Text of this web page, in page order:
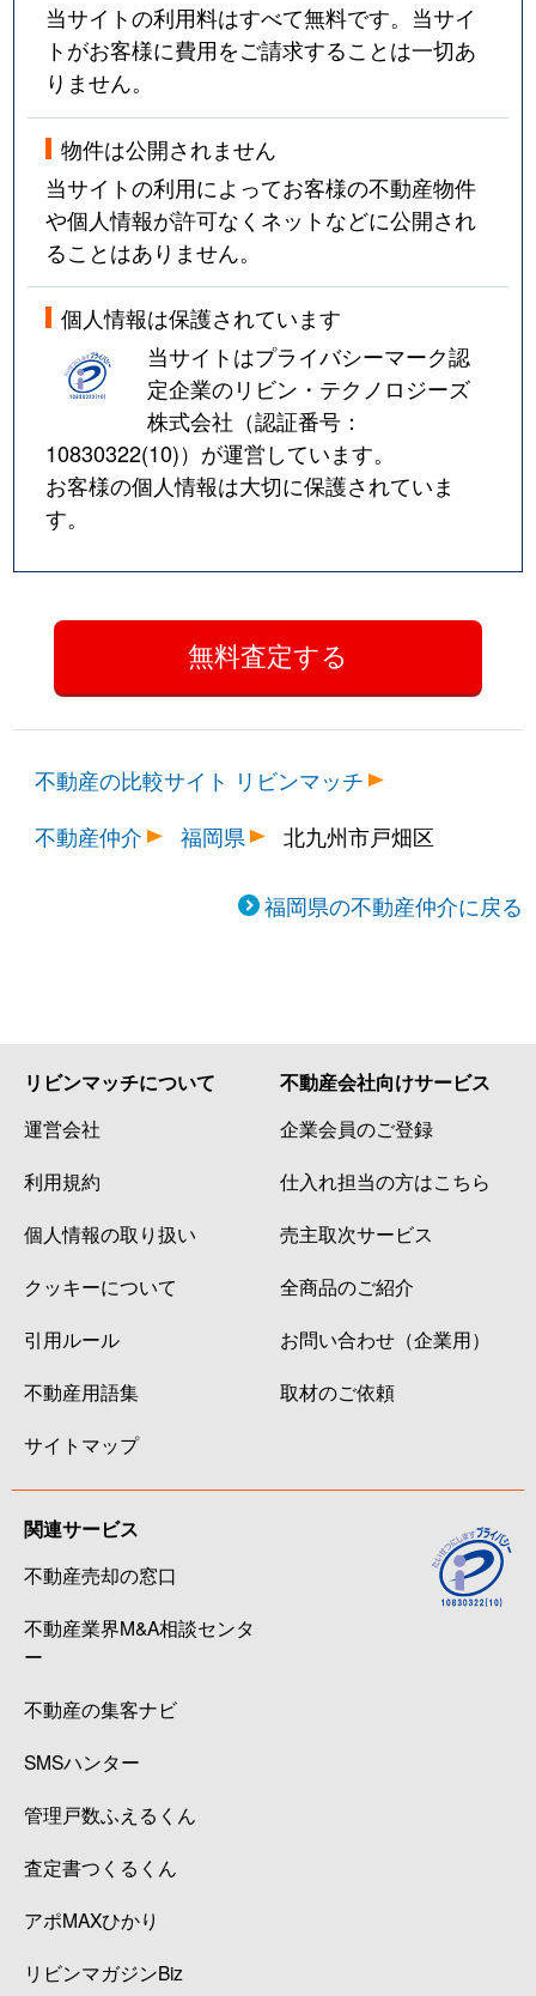
当サイトの利用料はすべて無料です。当サイ
トがお客様に費用をご請求することは一切あ
りません。
物件は公開されません
当サイトの利用によってお客様の不動産物件
や個人情報が許可なくネットなどに公開され
ることはありません。
個人情報は保護されています
当サイトはプライバシーマーク認
定企業のリビン・テクノロジーズ
株式会社（認証番号：
10830322(10)）が運営しています。
お客様の個人情報は大切に保護されていま
す。
不動産の比較サイト リビンマッチ
不動産仲介
福岡県 北九州市戸畑区
福岡県の不動産仲介に戻る
リビンマッチについて
運営会社
利用規約
個人情報の取り扱い
クッキーについて
引用ルール
不動産用語集
サイトマップ
不動産会社向けサービス
企業会員のご登録
仕入れ担当の方はこちら
売主取次サービス
全商品のご紹介
お問い合わせ（企業用）
取材のご依頼
関連サービス
不動産売却の窓口
不動産業界M&A相談センタ
ー
不動産の集客ナビ
SMSハンター
管理戸数ふえるくん
査定書つくるくん
アポMAXひかり
リビンマガジンBiz